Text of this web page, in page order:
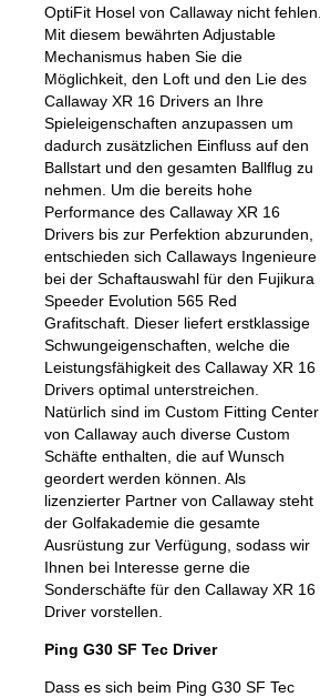
OptiFit Hosel von Callaway nicht fehlen.
Mit diesem bewährten Adjustable
Mechanismus haben Sie die
Möglichkeit, den Loft und den Lie des
Callaway XR 16 Drivers an Ihre
Spieleigenschaften anzupassen um
dadurch zusätzlichen Einfluss auf den
Ballstart und den gesamten Ballflug zu
nehmen. Um die bereits hohe
Performance des Callaway XR 16
Drivers bis zur Perfektion abzurunden,
entschieden sich Callaways Ingenieure
bei der Schaftauswahl für den Fujikura
Speeder Evolution 565 Red
Grafitschaft. Dieser liefert erstklassige
Schwungeigenschaften, welche die
Leistungsfähigkeit des Callaway XR 16
Drivers optimal unterstreichen.
Natürlich sind im Custom Fitting Center
von Callaway auch diverse Custom
Schäfte enthalten, die auf Wunsch
geordert werden können. Als
lizenzierter Partner von Callaway steht
der Golfakademie die gesamte
Ausrüstung zur Verfügung, sodass wir
Ihnen bei Interesse gerne die
Sonderschäfte für den Callaway XR 16
Driver vorstellen.
Ping G30 SF Tec Driver
Dass es sich beim Ping G30 SF Tec